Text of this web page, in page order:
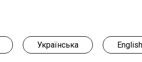
Українська English